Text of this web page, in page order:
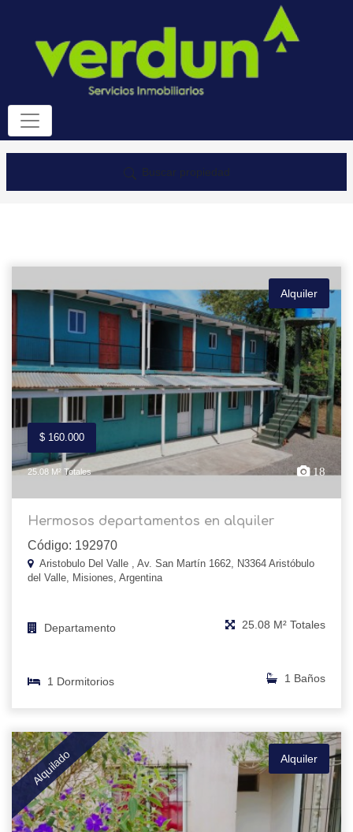
Buscar propiedad
Alquiler
$ 160.000
25.08 M² Totales 18
Hermosos departamentos en alquiler
Código: 192970
Aristobulo Del Valle , Av. San Martín 1662, N3364 Aristóbulo
del Valle, Misiones, Argentina
Departamento 25.08 M² Totales
1 Dormitorios 1 Baños
Alquilado Alquiler